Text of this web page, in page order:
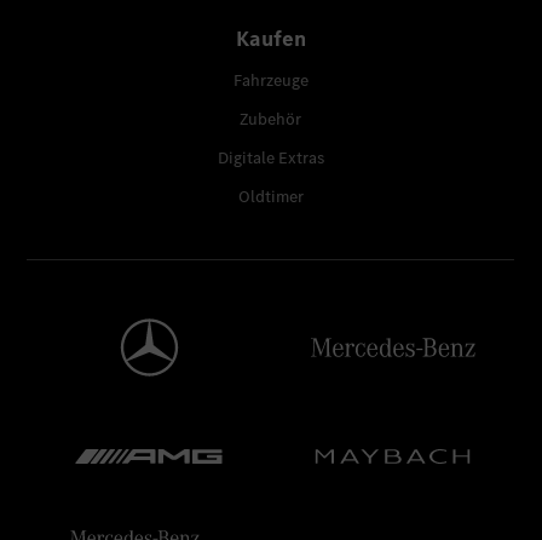
Kaufen
Fahrzeuge
Zubehör
Digitale Extras
Oldtimer